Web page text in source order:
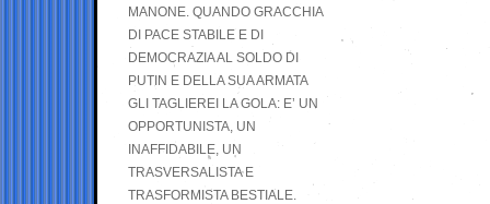
MANONE. QUANDO GRACCHIA
DI PACE STABILE E DI
DEMOCRAZIA AL SOLDO DI
PUTIN E DELLA SUA ARMATA
GLI TAGLIEREI LA GOLA: E’ UN
OPPORTUNISTA, UN
INAFFIDABILE, UN
TRASVERSALISTA E
TRASFORMISTA BESTIALE.